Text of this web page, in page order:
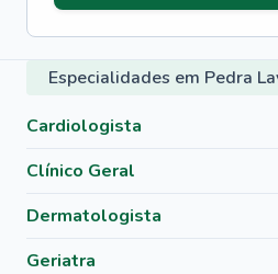
Especialidades em Pedra
Cardiologista
Clínico Geral
Dermatologista
Geriatra